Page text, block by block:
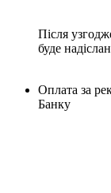
Після
буде
Оплата за
Банку